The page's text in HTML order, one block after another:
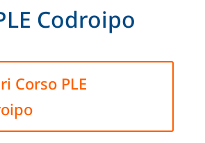
Codroipo
Corso PLE